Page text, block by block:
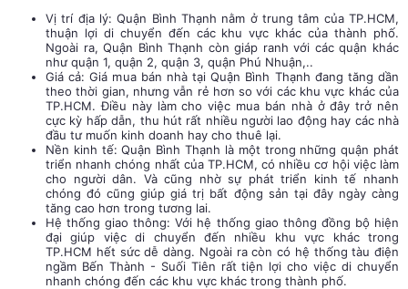
Vị trí địa lý: Quận Bình Thạnh nằm ở trung tâm của TP.HCM,
thuận lợi di chuyển đến các khu vực khác của thành phố.
Ngoài ra, Quận Bình Thạnh còn giáp ranh với các quận khác
như quận 1, quận 2, quận 3, quận Phú Nhuận,..
Giá cả: Giá mua bán nhà tại Quận Bình Thạnh đang tăng dần
theo thời gian, nhưng vẫn rẻ hơn so với các khu vực khác của
TP.HCM. Điều này làm cho việc mua bán nhà ở đây trở nên
cực kỳ hấp dẫn, thu hút rất nhiều người lao động hay các nhà
đầu tư muốn kinh doanh hay cho thuê lại.
Nền kinh tế: Quận Bình Thạnh là một trong những quận phát
triển nhanh chóng nhất của TP.HCM, có nhiều cơ hội việc làm
cho người dân. Và cũng nhờ sự phát triển kinh tế nhanh
chóng đó cũng giúp giá trị bất động sản tại đây ngày càng
tăng cao hơn trong tương lai.
Hệ thống giao thông: Với hệ thống giao thông đồng bộ hiện
đại giúp việc di chuyển đến nhiều khu vực khác trong
TP.HCM hết sức dễ dàng. Ngoài ra còn có hệ thống tàu điện
ngầm Bến Thành - Suối Tiên rất tiện lợi cho việc di chuyển
nhanh chóng đến các khu vực khác trong thành phố.